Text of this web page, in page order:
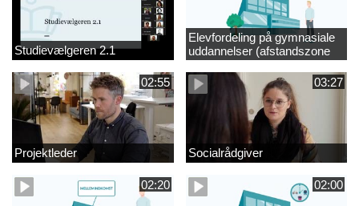
Studievælgeren 2.1
Elevfordeling på gymnasiale
uddannelser (afstandszone
redigeret)
02:55
Projektleder
03:27
Socialrådgiver
02:20 02:00